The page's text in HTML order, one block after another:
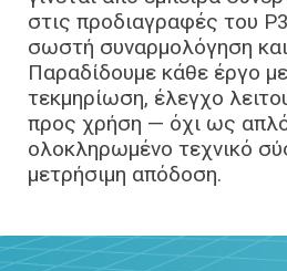
στις προδιαγραφές του
σωστή συναρμολόγηση
Παραδίδουμε κάθε έργο
τεκμηρίωση, έλεγχο
προς χρήση — όχι ως
ολοκληρωμένο τεχνικό
μετρήσιμη απόδοση.